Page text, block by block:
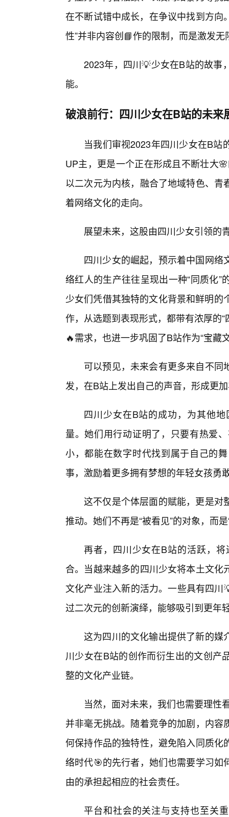
在不断试错中成长，在争议中找到方向
性”并非内容创📘作的限制，而是激发
2023年，四川💡少女在B站的故事
能。
破浪前行：四川少女在B站的未来
当我们审视2023年四川少女在B站
UP主，更是一个正在形成且不断壮大
以二次元为内核，融合了地域特色、
着网络文化的走向。
展望未来，这股由四川少女引领的
四川少女的崛起，预示着中国网
络红人的生产往往呈现出一种“同质化
少女们凭借其独特的文化背景和鲜明
作，从选题到表现形式，都带有浓厚的
🔥需求，也进一步巩固了B站作为“宝藏
可以预见，未来会有更多来自不
发，在B站上发出自己的声音，形成更
四川少女在B站的成功，为其他
量。她们用行动证明了，只要有热爱
小，都能在数字时代找到属于自己的
事，激励着更多拥有梦想的年轻女孩勇
这不仅是个体层面的赋能，更是对
推动。她们不再是“被看见”的对象，而
再者，四川少女在B站的活跃，
合。当越来越多的四川少女将本土文
文化产业注入新的活力。一些具有四
过二次元的创新演绎，能够吸引到更年
这为四川的文化输出提供了新的媒
川少女在B站的创作而衍生出的文创产
整的文化产业链。
当然，面对未来，我们也需要理性
并非毫无挑战。随着竞争的加剧，内
何保持作品的独特性，避免陷入同质
络时代🎯的先行者，她们也需要学习
由的承担起相应的社会责任。
平台和社会的关注与支持也至关